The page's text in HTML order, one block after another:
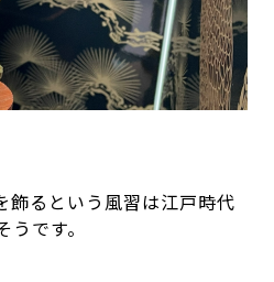
飾るという風習は江戸時代
です。